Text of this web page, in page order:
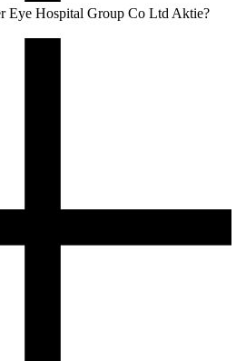
Eye Hospital Group Co Ltd Aktie?